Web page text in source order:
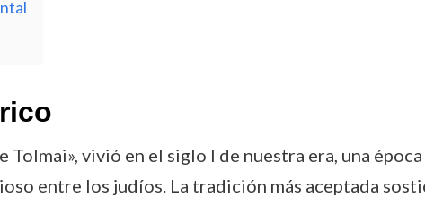
vivió en el siglo I de nuestra era, una
entre los judíos. La tradición más aceptada